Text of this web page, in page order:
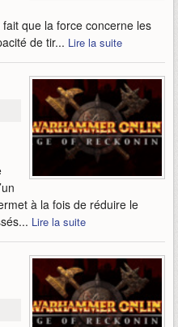
que la force concerne les
de tir... Lire la suite
à la fois de réduire le
Lire la suite